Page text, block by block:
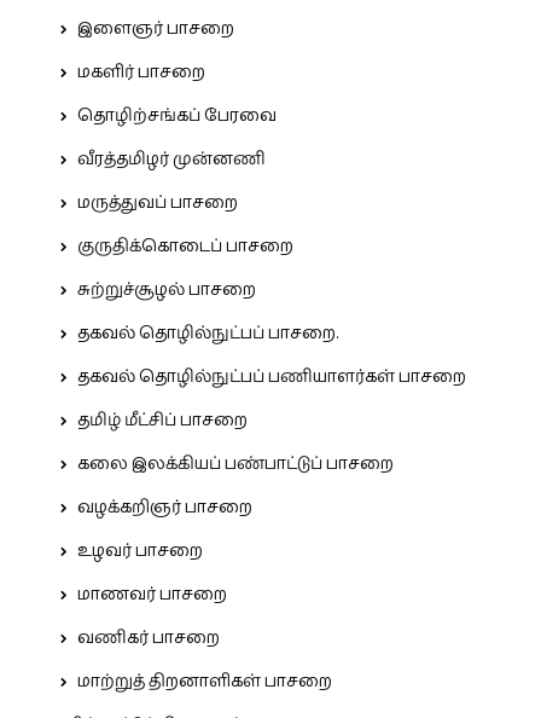
இளைஞர் பாசறை
மகளிர் பாசறை
தொழிற்சங்கப் பேரவை
வீரத்தமிழர் முன்னணி
மருத்துவப் பாசறை
குருதிக்கொடைப் பாசறை
சுற்றுச்சூழல் பாசறை
தகவல் தொழில்நுட்பப் பாசறை.
தகவல் தொழில்நுட்பப் பணியாளர்கள் பாசறை
தமிழ் மீட்சிப் பாசறை
கலை இலக்கியப் பண்பாட்டுப் பாசறை
வழக்கறிஞர் பாசறை
உழவர் பாசறை
மாணவர் பாசறை
வணிகர் பாசறை
மாற்றுத் திறனாளிகள் பாசறை